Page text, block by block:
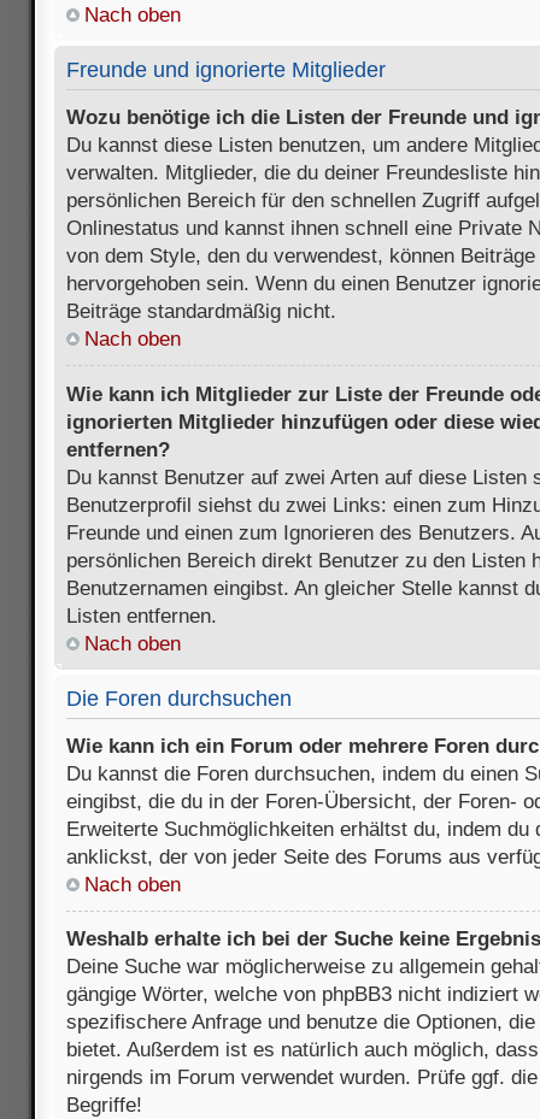
Nach oben
Freunde und ignorierte Mitglieder
Wozu benötige ich die Listen der Freunde und
Du kannst diese Listen benutzen, um andere
verwalten. Mitglieder, die du deiner Freundesliste
persönlichen Bereich für den schnellen Zugriff
Onlinestatus und kannst ihnen schnell eine Private
von dem Style, den du verwendest, können
hervorgehoben sein. Wenn du einen Benutzer
Beiträge standardmäßig nicht.
Nach oben
Wie kann ich Mitglieder zur Liste der Freunde
ignorierten Mitglieder hinzufügen oder diese
entfernen?
Du kannst Benutzer auf zwei Arten auf diese Listen
Benutzerprofil siehst du zwei Links: einen zum
Freunde und einen zum Ignorieren des Benutzers.
persönlichen Bereich direkt Benutzer zu den Listen
Benutzernamen eingibst. An gleicher Stelle kannst
Listen entfernen.
Nach oben
Die Foren durchsuchen
Wie kann ich ein Forum oder mehrere Foren
Du kannst die Foren durchsuchen, indem du einen
eingibst, die du in der Foren-Übersicht, der Foren-
Erweiterte Suchmöglichkeiten erhältst du, indem du
anklickst, der von jeder Seite des Forums aus
Nach oben
Weshalb erhalte ich bei der Suche keine
Deine Suche war möglicherweise zu allgemein
gängige Wörter, welche von phpBB3 nicht indiziert
spezifischere Anfrage und benutze die Optionen,
bietet. Außerdem ist es natürlich auch möglich,
nirgends im Forum verwendet wurden. Prüfe ggf.
Begriffe!